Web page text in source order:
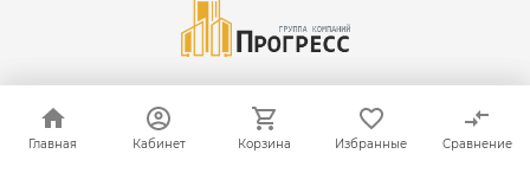
Главная Кабинет Корзина Избранные Сравнение
Главная Кабинет Корзина Избранные Сравнение
© 2026 Группа Компаний Прогресс. Комплексные поставки
инженерного оборудования.